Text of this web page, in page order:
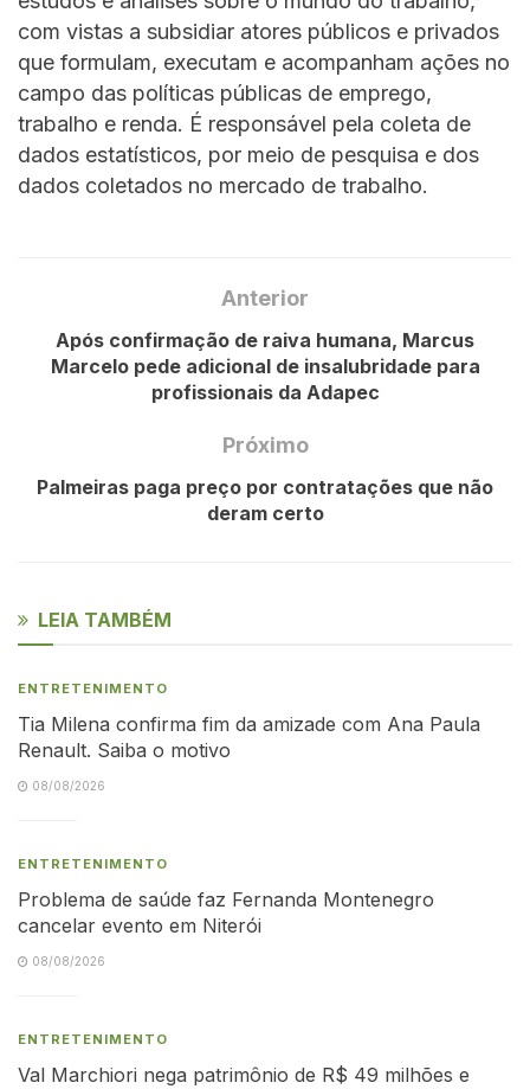
com vistas a subsidiar atores públicos e privados
que formulam, executam e acompanham ações no
campo das políticas públicas de emprego,
trabalho e renda. É responsável pela coleta de
dados estatísticos, por meio de pesquisa e dos
dados coletados no mercado de trabalho.
Anterior
Após confirmação de raiva humana, Marcus
Marcelo pede adicional de insalubridade para
profissionais da Adapec
Próximo
Palmeiras paga preço por contratações que não
deram certo
LEIA TAMBÉM
ENTRETENIMENTO
Tia Milena confirma fim da amizade com Ana Paula
Renault. Saiba o motivo
08/08/2026
ENTRETENIMENTO
Problema de saúde faz Fernanda Montenegro
cancelar evento em Niterói
08/08/2026
ENTRETENIMENTO
Val Marchiori nega patrimônio de R$ 49 milhões e